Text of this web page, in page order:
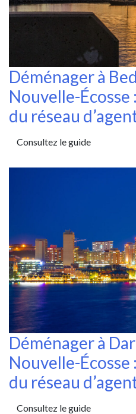
Déménager à
Nouvelle-
du réseau
Consultez le guide
Déménager à
Nouvelle-
du réseau
Consultez le guide